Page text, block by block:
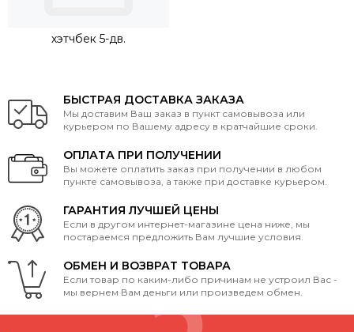
хэтчбек 5-дв.
БЫСТРАЯ ДОСТАВКА ЗАКАЗА
Мы доставим Ваш заказ в пункт самовывоза или
курьером по Вашему адресу в кратчайшие сроки.
ОПЛАТА ПРИ ПОЛУЧЕНИИ
Вы можете оплатить заказ при получении в любом
пункте самовывоза, а также при доставке курьером.
ГАРАНТИЯ ЛУЧШЕЙ ЦЕНЫ
Если в другом интернет-магазине цена ниже, мы
постараемся предложить Вам лучшие условия.
ОБМЕН И ВОЗВРАТ ТОВАРА
Если товар по каким-либо причинам не устроил Вас -
мы вернем Вам деньги или произведем обмен.